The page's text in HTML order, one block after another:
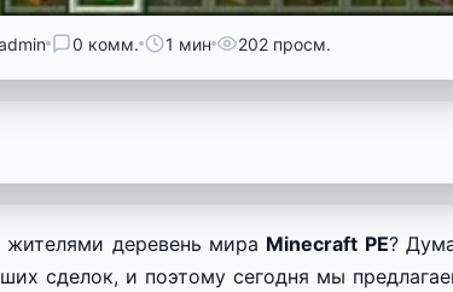
0 комм. 1 мин 202 просм.
деревень мира Minecraft PE?
сделок, и поэтому сегодня мы